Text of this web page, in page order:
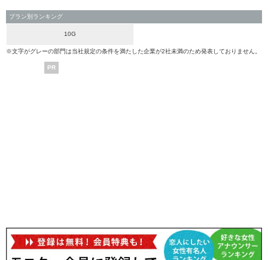
プラン別ランキング
10G
※文字がグレーの部門は当社規定の条件を満たした企業が2社未満のため発表しておりません。
PR